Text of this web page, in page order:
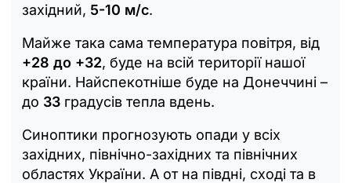
західний, 5-10 м/с.
Майже така сама температура повітря, від
+28 до +32, буде на всій території нашої
країни. Найспекотніше буде на Донеччині –
до 33 градусів тепла вдень.
Синоптики прогнозують опади у всіх
західних, північно-західних та північних
областях України. А от на півдні, сході та в